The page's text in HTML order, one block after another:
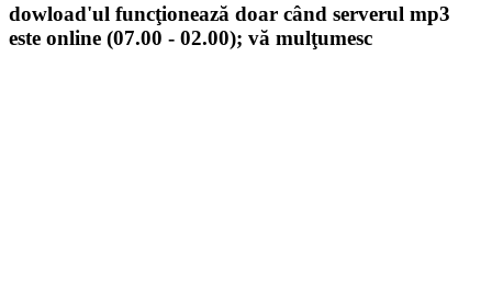
dowload'ul funcţionează doar când serverul mp3
este online (07.00 - 02.00); vă mulţumesc